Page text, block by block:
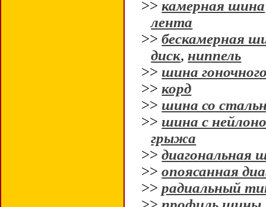
>>камерная шина
лента
>>бескамерная
диск, ниппель
>> шина
>>корд
>> шина со
>> шина с
грыжа
>>диагональная
>>опоясанная
>>радиальный